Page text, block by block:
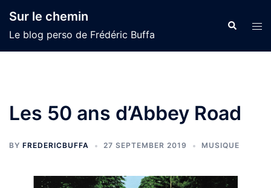
content
Sur le chemin
Le blog perso de Frédéric Buffa
Search
Les 50 ans d’Abbey Road
BY FREDERICBUFFA 27 SEPTEMBER 2019 MUSIQUE